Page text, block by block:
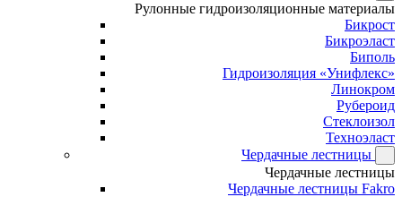
Рулонные гидроизоляционные материалы
Бикрост
Бикроэласт
Биполь
Гидроизоляция «Унифлекс»
Линокром
Рубероид
Стеклоизол
Техноэласт
Чердачные лестницы
Чердачные лестницы
Чердачные лестницы Fakro